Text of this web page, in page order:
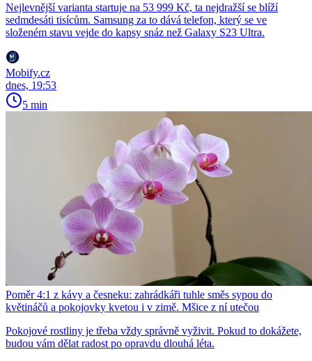
Nejlevnější varianta startuje na 53 999 Kč, ta nejdražší se blíží
sedmdesáti tisícům. Samsung za to dává telefon, který se ve
složeném stavu vejde do kapsy snáz než Galaxy S23 Ultra.
Mobify.cz
dnes, 19:53
5 min
Poměr 4:1 z kávy a česneku: zahrádkáři tuhle směs sypou do
květináčů a pokojovky kvetou i v zimě. Mšice z ní utečou
Pokojové rostliny je třeba vždy správně vyživit. Pokud to dokážete,
budou vám dělat radost po opravdu dlouhá léta.